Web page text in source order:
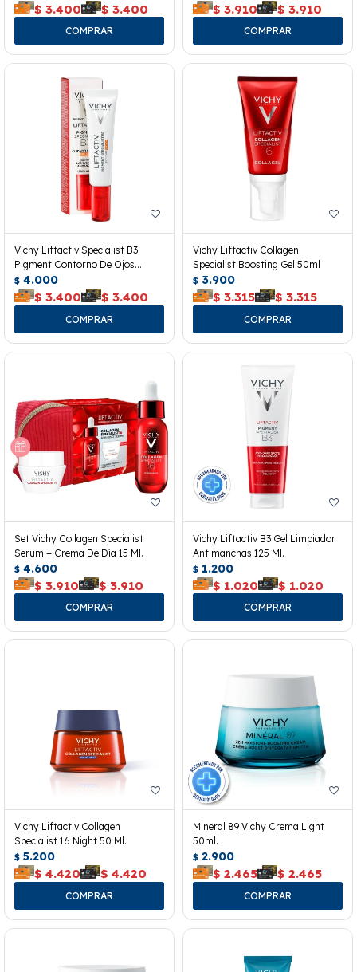
$ 3.400 $ 3.400 $ 3.910 $ 3.910
Vichy Liftactiv Specialist B3
Pigment Contorno De Ojos
Spf50+
$ 4.000
$ 3.400 $ 3.400
Vichy Liftactiv Collagen
Specialist Boosting Gel 50ml
$ 3.900
$ 3.315 $ 3.315
Set Vichy Collagen Specialist
Serum + Crema De Día 15 Ml.
$ 4.600
$ 3.910 $ 3.910
Vichy Liftactiv B3 Gel Limpiador
Antimanchas 125 Ml.
$ 1.200
$ 1.020 $ 1.020
Vichy Liftactiv Collagen
Specialist 16 Night 50 Ml.
$ 5.200
$ 4.420 $ 4.420
Mineral 89 Vichy Crema Light
50ml.
$ 2.900
$ 2.465 $ 2.465